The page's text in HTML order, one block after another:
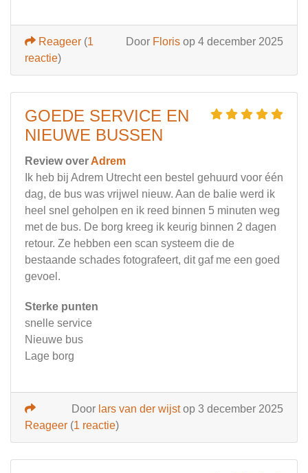
Door Floris op 4 december 2025
Reageer (1
reactie)
GOEDE SERVICE EN
NIEUWE BUSSEN
Review over Adrem
Ik heb bij Adrem Utrecht een bestel gehuurd voor één
dag, de bus was vrijwel nieuw. Aan de balie werd ik
heel snel geholpen en ik reed binnen 5 minuten weg
met de bus. De borg kreeg ik keurig binnen 2 dagen
retour. Ze hebben een scan systeem die de
bestaande schades fotografeert, dit gaf me een goed
gevoel.
Sterke punten
snelle service
Nieuwe bus
Lage borg
Door lars van der wijstop 3 december 2025
Reageer (1 reactie)